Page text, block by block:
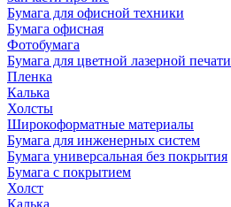
Бумага для офисной техники
Бумага офисная
Фотобумага
Бумага для цветной лазерной печати
Пленка
Калька
Холсты
Широкоформатные материалы
Бумага для инженерных систем
Бумага универсальная без покрытия
Бумага с покрытием
Холст
Калька